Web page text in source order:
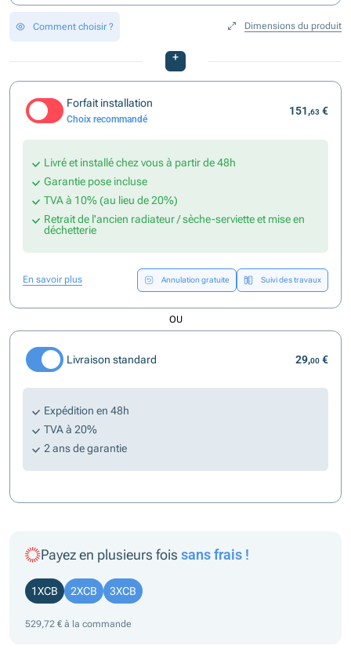
Comment choisir ? Dimensions du produit
+
Forfait installation
Choix recommandé
151,63 €
Livré et installé chez vous à partir de 48h
Garantie pose incluse
TVA à 10% (au lieu de 20%)
Retrait de l'ancien radiateur / sèche-serviette et mise en
déchetterie
En savoir plus Annulation gratuite Suivi des travaux
OU
Livraison standard 29,00 €
Expédition en 48h
TVA à 20%
2 ans de garantie
Payez en plusieurs fois sans frais !
1XCB 2XCB 3XCB
529,72 € à la commande